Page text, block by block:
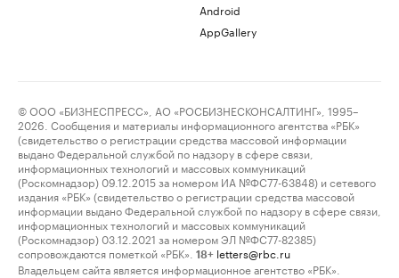
Android
AppGallery
© ООО «БИЗНЕСПРЕСС», АО «РОСБИЗНЕСКОНСАЛТИНГ», 1995–
2026. Сообщения и материалы информационного агентства «РБК»
(свидетельство о регистрации средства массовой информации
выдано Федеральной службой по надзору в сфере связи,
информационных технологий и массовых коммуникаций
(Роскомнадзор) 09.12.2015 за номером ИА №ФС77-63848) и сетевого
издания «РБК» (свидетельство о регистрации средства массовой
информации выдано Федеральной службой по надзору в сфере связи,
информационных технологий и массовых коммуникаций
(Роскомнадзор) 03.12.2021 за номером ЭЛ №ФС77-82385)
сопровождаются пометкой «РБК».
18+ letters@rbc.ru
Владельцем сайта является информационное агентство «РБК».